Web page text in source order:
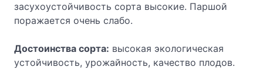
засухоустойчивость сорта высокие. Паршой
поражается очень слабо.
Достоинства сорта: высокая экологическая
устойчивость, урожайность, качество плодов.